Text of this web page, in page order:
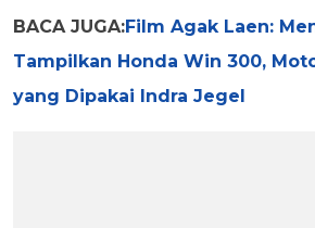
BACA JUGA:Film Agak Laen:
Tampilkan Honda Win 300,
yang Dipakai Indra Jegel